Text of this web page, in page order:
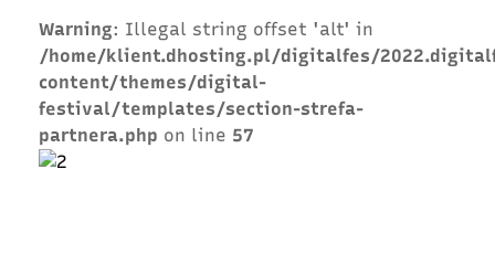
Warning: Illegal string offset 'alt' in
/home/klient.dhosting.pl/digitalfes/
content/themes/digital-
festival/templates/section-strefa-
partnera.php on line 57